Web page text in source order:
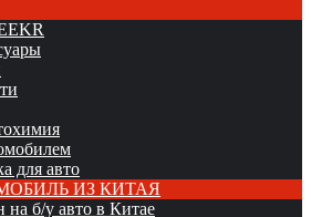
для авто
ИЗ КИТАЯ
на б/у авто в Китае